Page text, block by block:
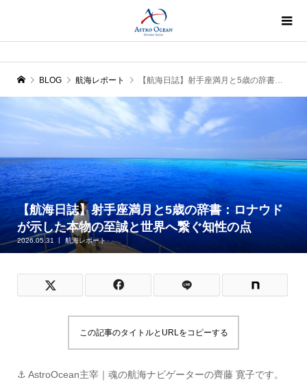
BLOG 航海レポート 【航海日誌】射手座満月と5歳の辞書：ロナウドが示した本物の至誠と世界へ繋ぐ知性の点
【航海日誌】射手座満月と5歳の辞書：ロナウド
が示した本物の至誠と世界へ繋ぐ知性の点
2026.05.31 航海レポート
この記事のタイトルとURLをコピーする
⚓ AstroOcean主宰｜魂の航海ナビゲーターの齊藤 寛子です。